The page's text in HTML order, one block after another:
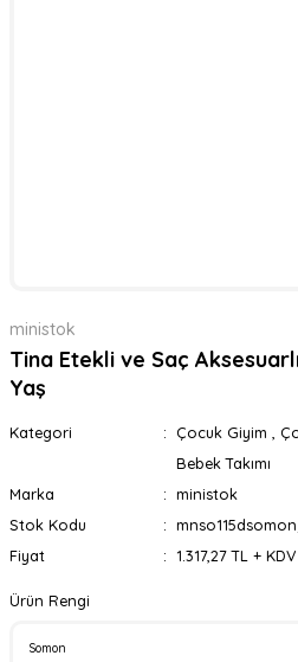
ministok
Tina Etekli ve Saç
Yaş
Kategori Çocuk Giyim
Bebek Takımı
Marka
ministok
Stok Kodu
Fiyat
1.317,27 TL + KDV
Ürün Rengi